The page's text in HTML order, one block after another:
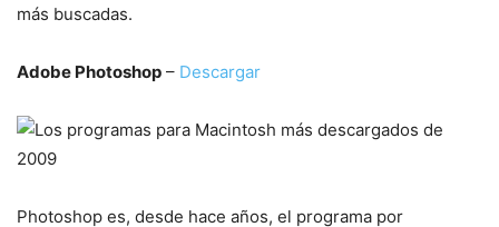
más buscadas.
Adobe Photoshop – Descargar
Photoshop es, desde hace años, el programa por